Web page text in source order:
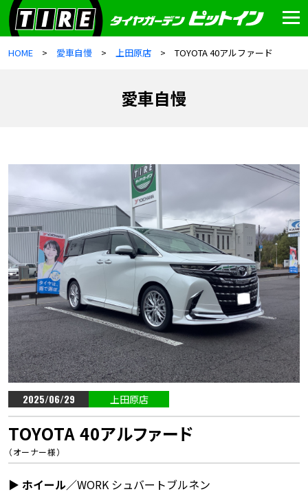
HOME 愛車自慢 上田原店 TOYOTA 40アルファード
愛車自慢
2025/06/29 上田原店
TOYOTA 40アルファード
（オーナー様）
▶︎ ホイール／WORK シュバートブルネン